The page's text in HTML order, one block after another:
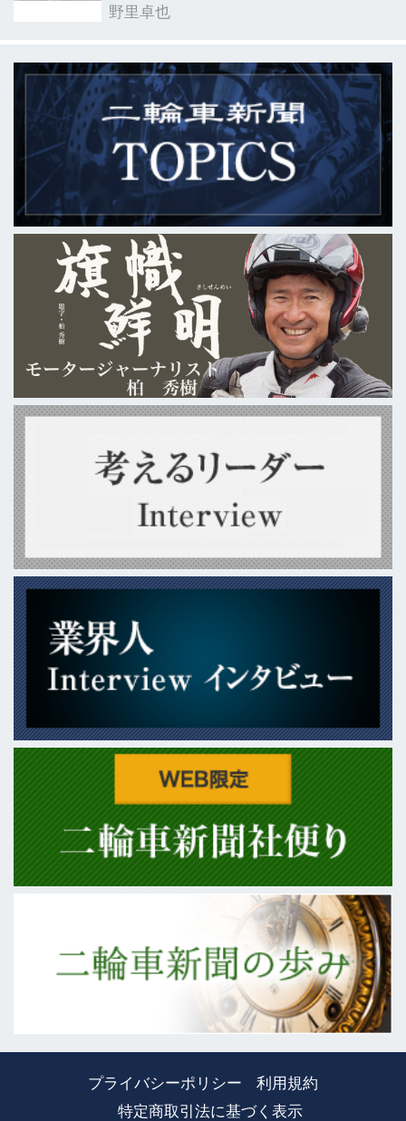
野里卓也
プライバシーポリシー
利用規約
特定商取引法に基づく表示